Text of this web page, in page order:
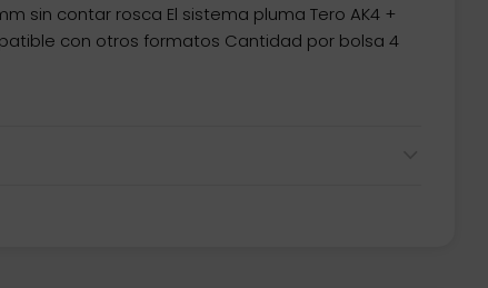
sin contar rosca El sistema pluma Tero AK4 +
con otros formatos Cantidad por bolsa 4